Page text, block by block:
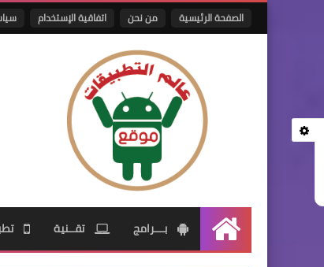
الصفحة الرئيسية من نحن اتفاقية الإستخدام
الرئيسيةبـــرامج تقــنية